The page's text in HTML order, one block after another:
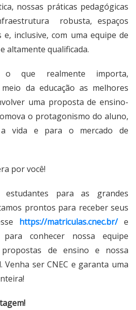
nossas práticas pedagógicas
robusta, espaços
inclusive, com uma equipe de
altamente qualificada.
que realmente importa,
da educação as melhores
uma proposta de ensino-
o protagonismo do aluno,
a vida e para o mercado de
por você!
estudantes para as grandes
prontos para receber seus
https://matriculas.cnec.br/e
conhecer nossa equipe
propostas de ensino e nossa
Venha ser CNEC e garanta uma